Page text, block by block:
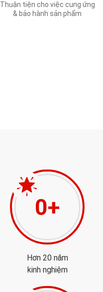
Thuận tiện cho việc cung ứng
& bảo hành sản phẩm
0+
Hơn 20 năm
kinh nghiệm